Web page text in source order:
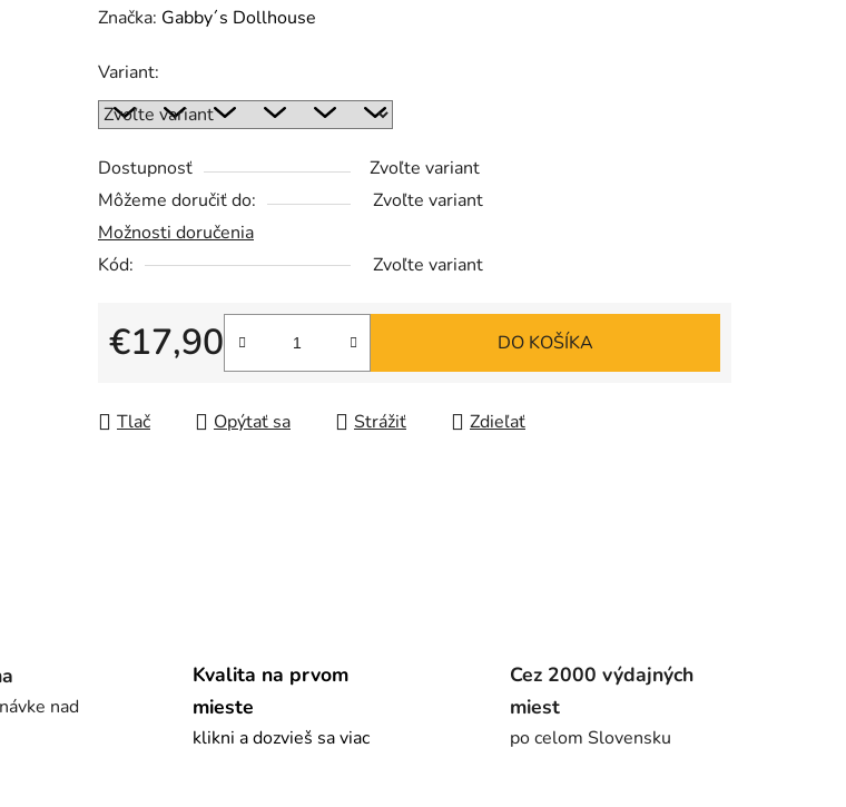
hodnotenie
je
0,0
z
5
hviezdičiek.
Značka: Gabby´s Dollhouse
Variant:
Dostupnosť
Zvoľte variant
Môžeme doručiť do:
Zvoľte variant
Možnosti doručenia
Kód:
Zvoľte variant
€17,90
Jednotková cena:
DO KOŠÍKA
Tlač Opýtať sa Strážiť Zdieľať
nad
Kvalita na prvom
mieste
klikni a dozvieš sa viac
Cez 2000 výdajných
miest
po celom Slovensku